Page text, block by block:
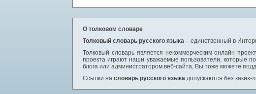
О толковом словаре
Толковый словарь русского языка – единственный в
Толковый словарь является некоммерческим онлайн
проекта играют наши уважаемые пользователи, которые
блога или администратором веб-сайта, Вы тоже можете
Ссылки на словарь русского языка допускаются без каких-